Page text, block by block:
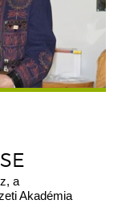
a
Akadémia